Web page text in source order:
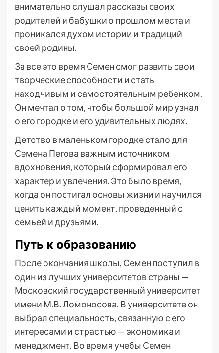
внимательно слушал рассказы своих
родителей и бабушки о прошлом места и
проникался духом истории и традиций
своей родины.
За все это время Семен смог развить свои
творческие способности и стать
находчивым и самостоятельным ребенком.
Он мечтал о том, чтобы большой мир узнал
о его городке и его удивительных людях.
Детство в маленьком городке стало для
Семена Пегова важным источником
вдохновения, который сформировал его
характер и увлечения. Это было время,
когда он постигал основы жизни и научился
ценить каждый момент, проведенный с
семьей и друзьями.
Путь к образованию
После окончания школы, Семен поступил в
один из лучших университетов страны —
Московский государственный университет
имени М.В. Ломоносова. В университете он
выбрал специальность, связанную с его
интересами и страстью — экономика и
менеджмент. Во время учебы Семен